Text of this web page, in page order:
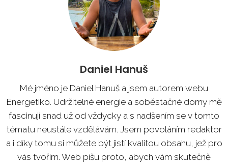
Daniel Hanuš
Mé jméno je Daniel Hanuš a jsem autorem webu
Energetiko. Udržitelné energie a soběstačné domy mě
fascinují snad už od vždycky a s nadšením se v tomto
tématu neustále vzdělávám. Jsem povoláním redaktor
a i díky tomu si můžete být jistí kvalitou obsahu, jež pro
vás tvořím. Web píšu proto, abych vám skutečně